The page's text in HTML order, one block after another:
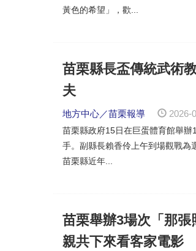
黃色的希望」，歡...
苗栗縣長盃傳統武術
夫
地方中心／苗栗報導 2026-
苗栗縣政府15日在巨蛋體育館舉
手。副縣長賴香伶上午到場觀戰為
苗栗縣近年...
苗栗舉辦3場次「那
親共下來看客家電影